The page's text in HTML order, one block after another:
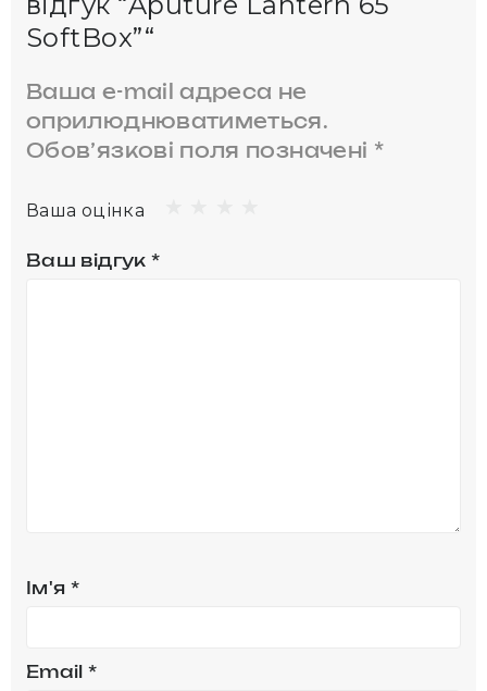
SoftBox”“
Ваша e-mail адреса не
оприлюднюватиметься.
Обов’язкові поля позначені *
Ваша оцінка
Ваш відгук *
Ім'я *
Email*